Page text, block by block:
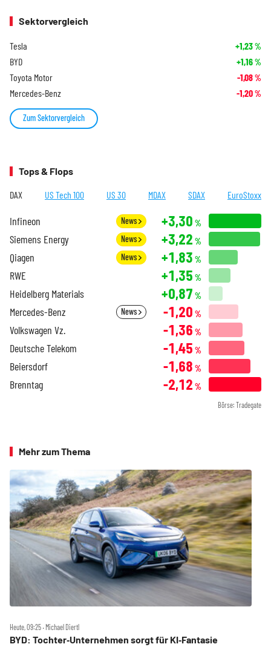
Sektorvergleich
Tesla +1,23%
BYD +1,16%
Toyota Motor -1,08%
Mercedes-Benz -1,20%
Zum Sektorvergleich
Tops & Flops
DAX US Tech 100 US 30 MDAX SDAX EuroStoxx
Infineon News +3,30 %
Siemens Energy News +3,22 %
Qiagen News +1,83 %
RWE +1,35 %
Heidelberg Materials +0,87 %
Mercedes-Benz News -1,20 %
Volkswagen Vz. -1,36 %
Deutsche Telekom -1,45 %
Beiersdorf -1,68 %
Brenntag -2,12 %
Börse: Tradegate
Mehr zum Thema
Heute, 09:25 ‧ Michael Diertl
BYD: Tochter‑Unternehmen sorgt für KI‑Fantasie